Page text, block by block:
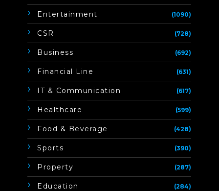
Entertainment (1090)
CSR (728)
Business (692)
Financial Line (631)
IT & Communication (617)
Healthcare (599)
Food & Beverage (428)
Sports (390)
Property (287)
Education (284)